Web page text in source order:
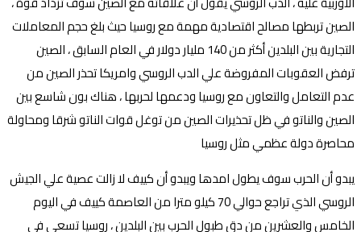
الصين تربطها مصالح اقتصادية مهمة مع روسيا حيث بلغ حجم المعاملات
التجارية بين البلدين أكثر من 140 مليار دولار في العام السابق ، الصين
ترفض العقوبات المفروضة علي الدب الروسي وامريكا تحذر الصين من
عدم التعامل والتعاون مع روسيا ودعمها لحربها ، هناك بون شاسع بين
الصين والناتو في ظل تحذيرات الصين من توغل قوات الناتو شرقا ومحاولة
محاصرة دولة عظمي مثل روسيا
يبدو أن الحرب سوف يطول امدها ويبدو أن كييف لا زالت عصية علي الجيش
الروسي الذي تراجع حوالي 70 كيلو مترا من العاصمة كييف في اليوم
الخامس والعشرين من دق طبول الحرب بين البلدين ، روسيا تسعي في